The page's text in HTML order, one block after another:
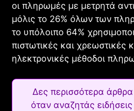
οι πληρωμές με μετρητά
μόλις το 26% όλων των
το υπόλοιπο 64%
πιστωτικές και χρεωστικές
ηλεκτρονικές μέθοδοι
Δες περισσότερα
όταν αναζητάς